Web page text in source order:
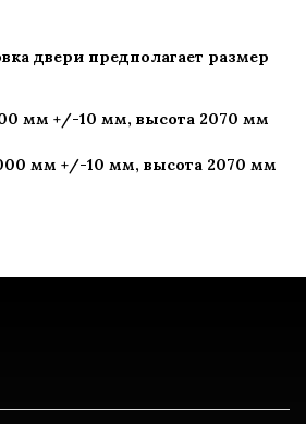
двери предполагает размер
мм +/-10 мм, высота 2070 мм
мм +/-10 мм, высота 2070 мм